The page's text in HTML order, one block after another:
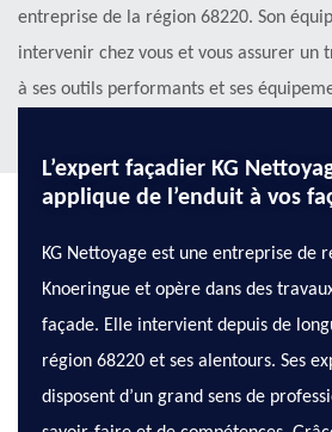
entreprise de la région 68220. Son
intervenir chez vous et vous assurer un
à ses outils performants et ses
L’expert façadier KG
applique de l’enduit à vos
KG Nettoyage est une entreprise de
Knoeringue et opère dans des
façade. Elle intervient depuis de
région 68220 et ses alentours. Ses
disposent d’un grand sens de